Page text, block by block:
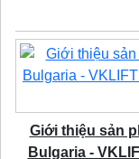
Giới thiệu sản
Bulgaria -